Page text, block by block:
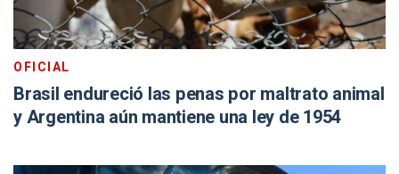
OFICIAL
Brasil endureció las penas por maltrato animal
y Argentina aún mantiene una ley de 1954